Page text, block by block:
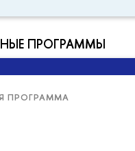
ПРОГРАММЫ
ПРОГРАММА